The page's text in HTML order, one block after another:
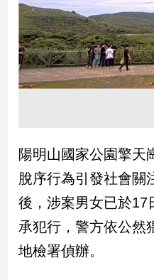
房
地
產
品
政
治
政
治
焦
品
陽明山國家公園擎天
脫序行為引發社會關
後，涉案男女已於17
承犯行，警方依公然
地檢署偵辦。